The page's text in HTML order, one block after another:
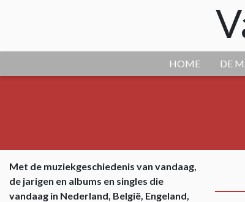
HOME DE
Met de muziekgeschiedenis van vandaag,
de jarigen en albums en singles die
vandaag in Nederland, België, Engeland,